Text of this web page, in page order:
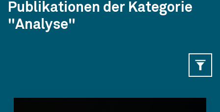
Publikationen der Kategorie
"Analyse"